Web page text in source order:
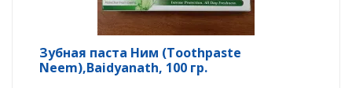
Зубная паста Ним (Toothpaste
Neem),Baidyanath, 100 гр.